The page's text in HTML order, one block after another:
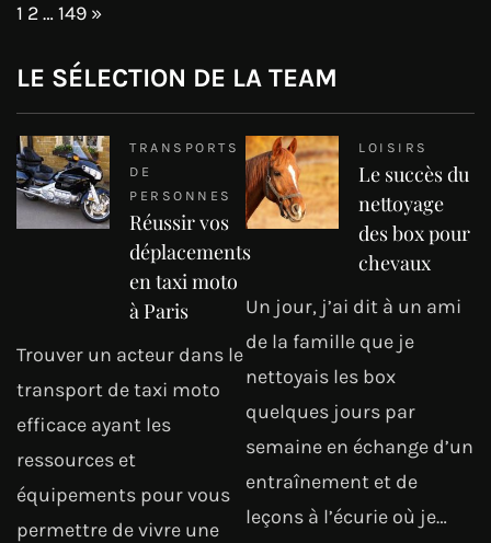
Page:
1 2…149 Next
»
LE SÉLECTION DE LA TEAM
TRANSPORTS
DE
PERSONNES
Réussir vos
déplacements
en taxi moto
à Paris
Trouver un acteur dans le
transport de taxi moto
efficace ayant les
ressources et
équipements pour vous
permettre de vivre une
LOISIRS
Le succès du
nettoyage
des box pour
chevaux
Un jour, j’ai dit à un ami
de la famille que je
nettoyais les box
quelques jours par
semaine en échange d’un
entraînement et de
leçons à l’écurie où je…